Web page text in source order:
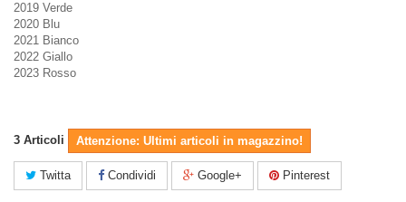
2019 Verde
2020 Blu
2021 Bianco
2022 Giallo
2023 Rosso
3 Articoli Attenzione: Ultimi articoli in magazzino!
Twitta Condividi Google+ Pinterest